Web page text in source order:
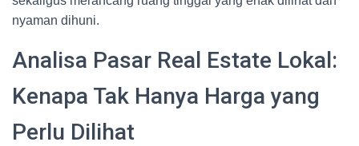
nyaman dihuni.
Analisa Pasar Real Estate Lokal:
Kenapa Tak Hanya Harga yang
Perlu Dilihat